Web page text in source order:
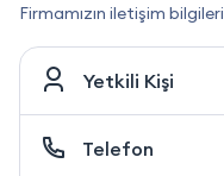
Firmamızın iletişim bilgileri
Yetkili Kişi
Telefon